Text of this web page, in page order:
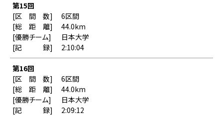
第15回
6区間
44.0km
日本大学
2:10:04
第16回
6区間
44.0km
日本大学
2:09:12